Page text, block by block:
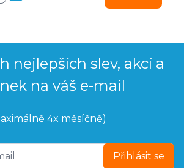
nejlepších slev, akcí a
na váš e-mail
4x měsíčně)
Přihlásit se